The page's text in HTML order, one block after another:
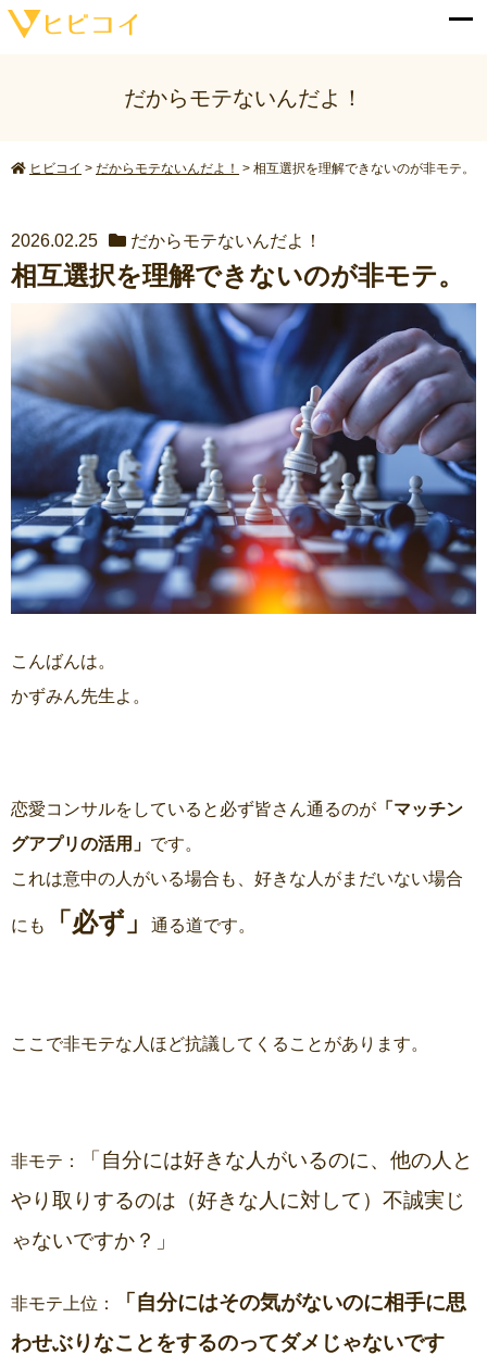
だからモテないんだよ！
ヒビコイ > だからモテないんだよ！ > 相互選択を理解できないのが非モテ。
2026.02.25 だからモテないんだよ！
相互選択を理解できないのが非モテ。
こんばんは。
かずみん先生よ。
恋愛コンサルをしていると必ず皆さん通るのが 「マッチン
グアプリの活用」 です。
これは意中の人がいる場合も、好きな人がまだいない場合
にも 「必ず」 通る道です。
ここで非モテな人ほど抗議してくることがあります。
非モテ：
「自分には好きな人がいるのに、他の人と
やり取りするのは（好きな人に対して）不誠実じ
ゃないですか？」
非モテ上位：
「自分にはその気がないのに相手に思
わせぶりなことをするのってダメじゃないです